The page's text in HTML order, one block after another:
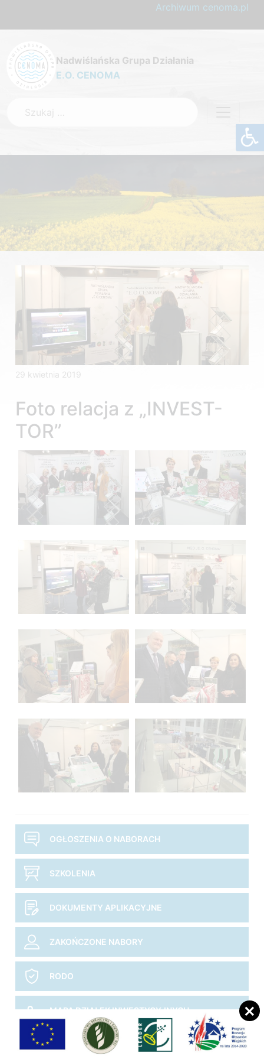
Archiwum cenoma.pl
Nadwiślańska Grupa Działania
E.O. CENOMA
29 kwietnia 2019
Foto relacja z „INVEST-
TOR”
OGŁOSZENIA O NABORACH
SZKOLENIA
DOKUMENTY APLIKACYJNE
ZAKOŃCZONE NABORY
RODO
MAPA DZIAŁEK INWESTYCYJNYCH
NADWIŚLAŃSKIE QUESTY